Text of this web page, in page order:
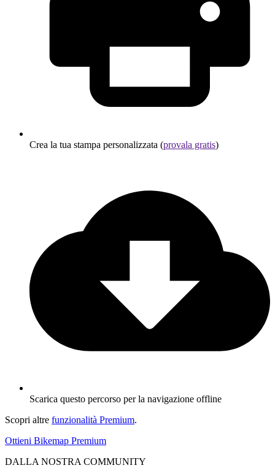
Crea la tua stampa personalizzata (provala gratis)
Scarica questo percorso per la navigazione offline
Scopri altre funzionalità Premium.
Ottieni Bikemap Premium
DALLA NOSTRA COMMUNITY